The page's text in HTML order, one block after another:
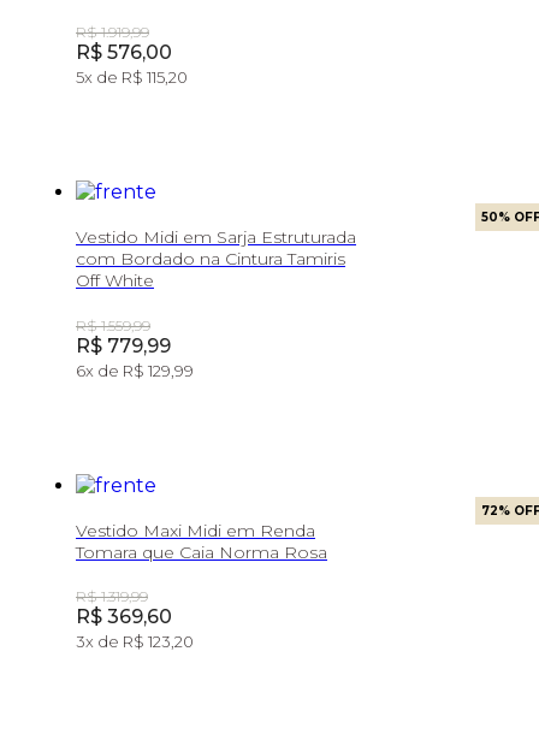
Original Price:
R$ 1.919,99
Price:
R$ 576,00
5x de R$ 115,20
Vestido Midi em Sarja Estruturada
com Bordado na Cintura Tamiris
Off White
50%
Original Price:
R$ 1.559,99
Price:
R$ 779,99
6x de R$ 129,99
Vestido Maxi Midi em Renda
Tomara que Caia Norma Rosa
72%
Original Price:
R$ 1.319,99
Price:
R$ 369,60
3x de R$ 123,20